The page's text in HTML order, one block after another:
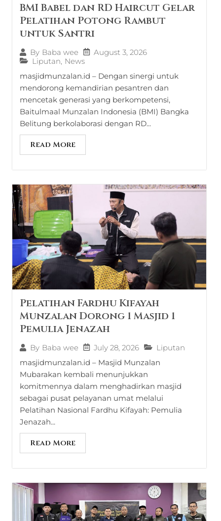
BMI Babel dan RD Haircut Gelar
Pelatihan Potong Rambut
untuk Santri
By Baba wee
August 3, 2026
Liputan News
masjidmunzalan.id – Dengan sinergi untuk
mendorong kemandirian pesantren dan
mencetak generasi yang berkompetensi,
Baitulmaal Munzalan Indonesia (BMI) Bangka
Belitung berkolaborasi dengan RD...
Read More
Pelatihan Fardhu Kifayah
Munzalan Dorong 1 Masjid 1
Pemulia Jenazah
By Baba wee July 28, 2026
Liputan
masjidmunzalan.id – Masjid Munzalan
Mubarakan kembali menunjukkan
komitmennya dalam menghadirkan masjid
sebagai pusat pelayanan umat melalui
Pelatihan Nasional Fardhu Kifayah: Pemulia
Jenazah...
Read More